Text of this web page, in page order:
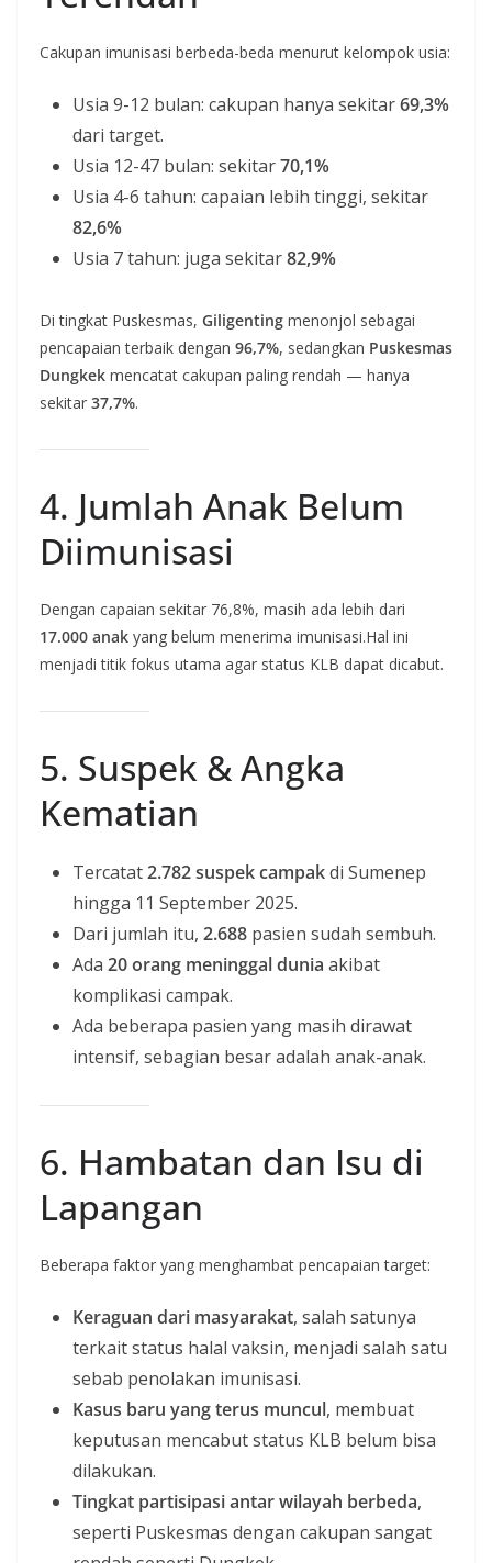
Cakupan imunisasi berbeda-beda menurut kelompok usia:
Usia 9-12 bulan: cakupan hanya sekitar69,3%
dari target.
Usia 12-47 bulan: sekitar70,1%
Usia 4-6 tahun: capaian lebih tinggi, sekitar
82,6%
Usia 7 tahun: juga sekitar82,9%
Di tingkat Puskesmas, Giligenting menonjol sebagai
pencapaian terbaik dengan 96,7%, sedangkan Puskesmas
Dungkek mencatat cakupan paling rendah — hanya
sekitar 37,7%.
4. Jumlah Anak Belum
Diimunisasi
Dengan capaian sekitar 76,8%, masih ada lebih dari
17.000 anak yang belum menerima imunisasi.Hal ini
menjadi titik fokus utama agar status KLB dapat dicabut.
5. Suspek & Angka
Kematian
Tercatat2.782 suspek campakdi Sumenep
hingga 11 September 2025.
Dari jumlah itu, 2.688 pasien sudah sembuh.
Ada 20 orang meninggal dunia akibat
komplikasi campak.
Ada beberapa pasien yang masih dirawat
intensif, sebagian besar adalah anak-anak.
6. Hambatan dan Isu di
Lapangan
Beberapa faktor yang menghambat pencapaian target:
Keraguan dari masyarakat, salah satunya
terkait status halal vaksin, menjadi salah satu
sebab penolakan imunisasi.
Kasus baru yang terus muncul, membuat
keputusan mencabut status KLB belum bisa
dilakukan.
Tingkat partisipasi antar wilayah berbeda,
seperti Puskesmas dengan cakupan sangat